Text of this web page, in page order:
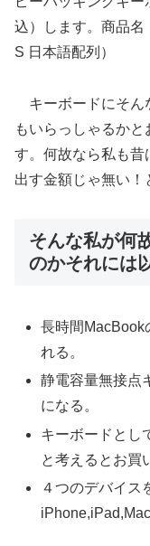
込）します。商品
S 日本語配列）
キーボードにそん
もいらっしゃるか
す。何故なら私も昔
出す金額じゃ無い！
そんな私が何
のかそれには
長時間MacBook
れる。
静電容量無接点
になる。
キーボードとし
と考えるとお買
４つのデバイス